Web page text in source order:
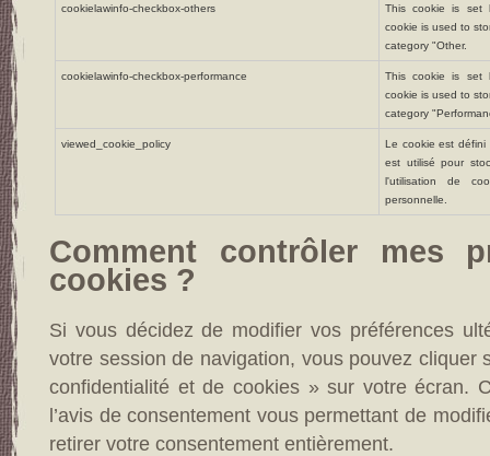
cookielawinfo-checkbox-others
This cookie is set
cookie is used to
category "Other.
cookielawinfo-checkbox-performance
This cookie is set
cookie is used to
category
viewed_cookie_policy
Le cookie est défini
est utilisé pour
l'utilisation de
personnelle.
Comment contrôler mes
cookies ?
Si vous décidez de modifier vos préférences
votre session de navigation, vous pouvez cliquer
confidentialité et de cookies » sur votre écran.
l’avis de consentement vous permettant de
retirer votre consentement entièrement.